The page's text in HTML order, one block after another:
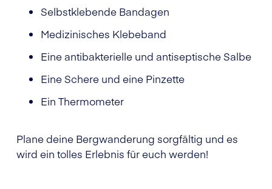
Selbstklebende Bandagen
Medizinisches Klebeband
Eine antibakterielle und antiseptische Salbe
Eine Schere und eine Pinzette
Ein Thermometer
Plane deine Bergwanderung sorgfältig und es
wird ein tolles Erlebnis für euch werden!